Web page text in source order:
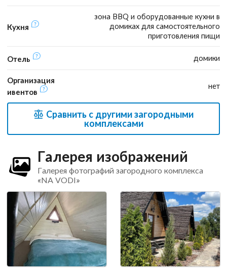
Кухня
зона BBQ и оборудованные кухни в
домиках для самостоятельного
приготовления пищи
Отель домики
Организация
ивентов
нет
Сравнить с другими загородными
комплексами
Галерея изображений
Галерея фотографий загородного комплекса
«NA VODI»